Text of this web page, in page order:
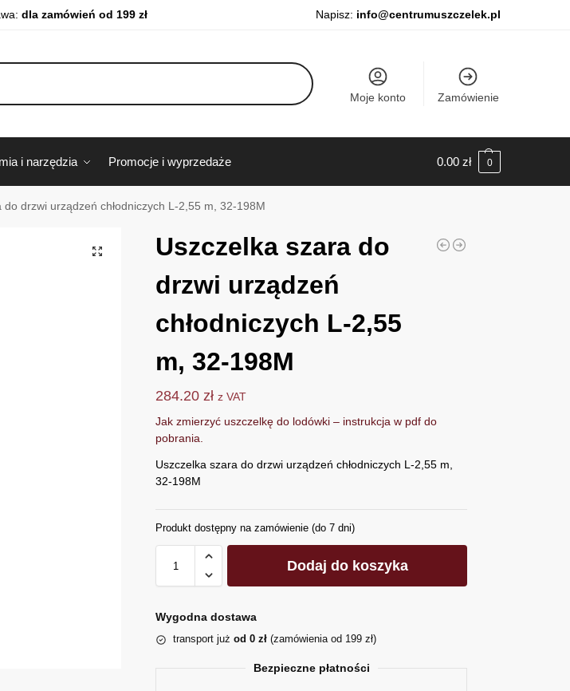
dla zamówień od 199 zł Napisz: info@centrumuszczelek.pl
Moje konto Zamówienie
i narzędzia Promocje i wyprzedaże 0.00 zł 0
do drzwi urządzeń chłodniczych L-2,55 m, 32-198M
Uszczelka szara do
drzwi urządzeń
chłodniczych L-2,55
m, 32-198M
284.20 zł z VAT
Jak zmierzyć uszczelkę do lodówki – instrukcja w pdf do
pobrania.
Uszczelka szara do drzwi urządzeń chłodniczych L-2,55 m,
32-198M
Produkt dostępny na zamówienie (do 7 dni)
Dodaj do koszyka
Wygodna dostawa
transport jużod 0 zł (zamówienia od 199 zł)
Bezpieczne płatności